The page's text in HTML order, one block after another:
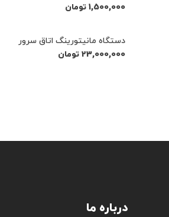
1,500,000 تومان
دستگاه مانیتورینگ اتاق سرور
23,000,000 تومان
درباره ما